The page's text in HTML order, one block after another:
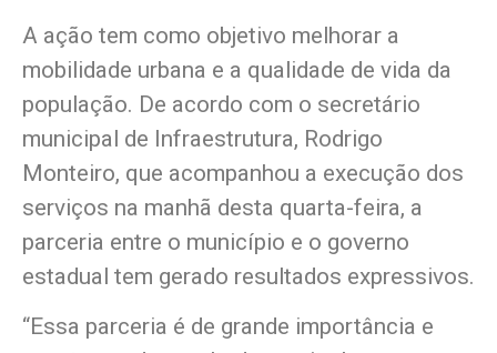
A ação tem como objetivo melhorar a
mobilidade urbana e a qualidade de vida da
população. De acordo com o secretário
municipal de Infraestrutura, Rodrigo
Monteiro, que acompanhou a execução dos
serviços na manhã desta quarta-feira, a
parceria entre o município e o governo
estadual tem gerado resultados expressivos.
“Essa parceria é de grande importância e